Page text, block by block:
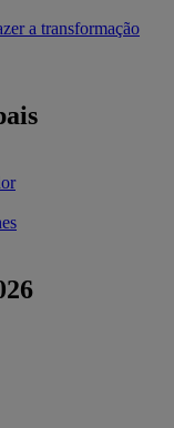
a transformação